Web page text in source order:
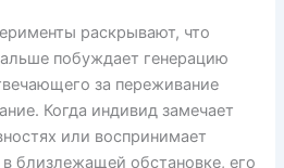
раскрывают, что
побуждает генерацию
за переживание
Когда индивид замечает
или воспринимает
близлежащей обстановке, его